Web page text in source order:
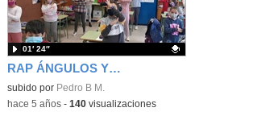
RAP ÁNGULOS Y LÍNEAS
Contenido educativo.
subido por Pedro B M.
01′ 24″
-hace 5 años- 140visualizaciones